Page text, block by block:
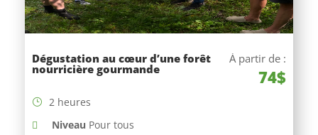
Dégustation au cœur d’une forêt
nourricière gourmande
À partir de :
74$
2 heures
Niveau Pour tous